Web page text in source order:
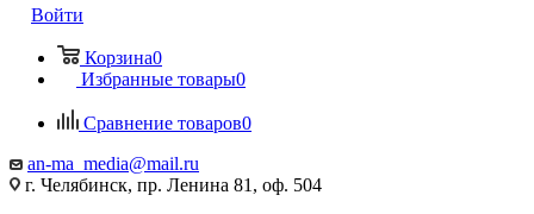
Войти
Корзина0
Избранные товары0
Сравнение товаров0
an-ma_media@mail.ru
г. Челябинск, пр. Ленина 81, оф. 504